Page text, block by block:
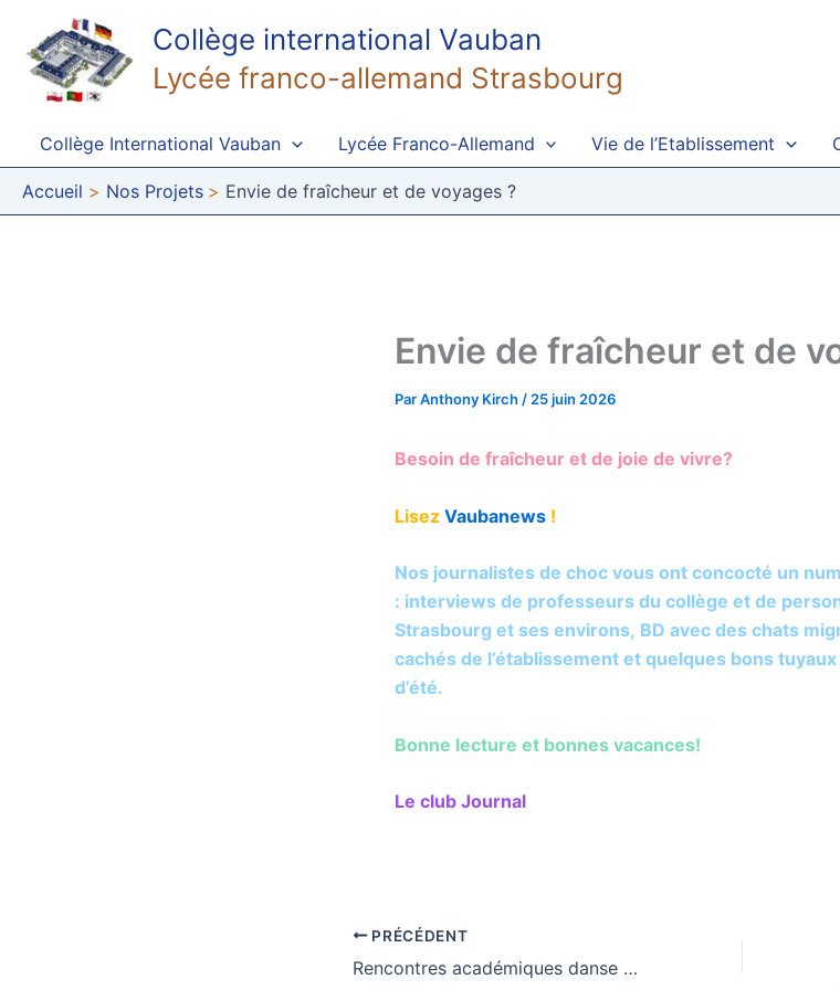
contenu
Collège international Vauban
Lycée franco-allemand Strasbourg
Collège International Vauban Lycée Franco-Allemand Vie de l’Etablissement
Accueil Nos Projets Envie de fraîcheur et de voyages ?
Envie de fraîcheur et de
ParAnthony Kirch / 25 juin 2026
Besoin de fraîcheur et de joie de vivre?
Lisez Vaubanews !
Nos journalistes de choc vous ont concocté un
: interviews de professeurs du collège et de
Strasbourg et ses environs, BD avec des chats
cachés de l’établissement et quelques bons
d’été.
Bonne lecture et bonnes vacances!
Le club Journal
PRÉCÉDENT
Rencontres académiques danse et cirque